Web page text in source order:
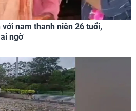
nam thanh niên 26 tuổi,
ngờ